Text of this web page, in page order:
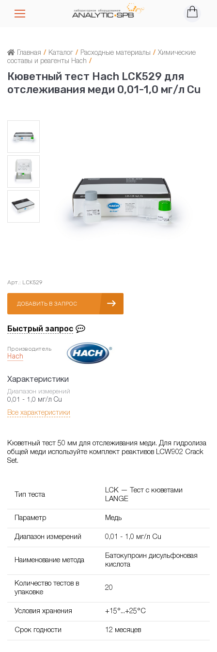
Главная / Каталог / Расходные материалы / Химические
составы и реагенты Hach /
Кюветный тест Hach LCK529 для
отслеживания меди 0,01-1,0 мг/л Cu
Характеристики
Диапазон измерений
0,01 - 1,0 мг/л Cu
Все характеристики
Арт.: LCK529
ДОБАВИТЬ В ЗАПРОС
Быстрый запрос
Производитель
Hach
Кюветный тест 50 мм для отслеживания меди. Для гидролиза
общей меди используйте комплект реактивов LCW902 Crack
Set.
Тип теста
LCK — Тест с кюветами
LANGE
Параметр Медь
Диапазон измерений 0,01 - 1,0 мг/л Cu
Наименование метода
Батокупроин дисульфоновая
кислота
Количество тестов в
упаковке
20
Условия хранения +15°...+25°C
Срок годности 12 месяцев